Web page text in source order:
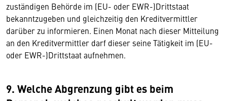
zuständigen Behörde im (EU- oder EWR-)Drittstaat
bekanntzugeben und gleichzeitig den Kreditvermittler
darüber zu informieren. Einen Monat nach dieser Mitteilung
an den Kreditvermittler darf dieser seine Tätigkeit im (EU-
oder EWR-)Drittstaat aufnehmen.
9. Welche Abgrenzung gibt es beim